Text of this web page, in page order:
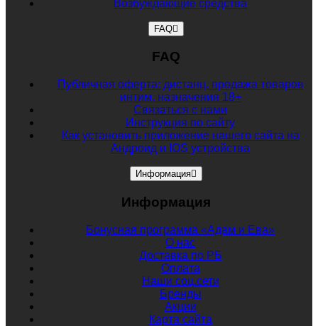
Возбуждающие средства
FAQ
FAQ
Публичная оферта: дистанц. продажа товаров
интим. назначения 18+
Связаться с нами
Инструкция по сайту
Как установить приложение нашего сайта на
Андроид и IOS устройства
Информация
Информация
Бонусная программа «Адам и Ева»
О нас
Доставка по РБ
Оплата
Наши соц.сети
Бренды
Акции
Карта сайта